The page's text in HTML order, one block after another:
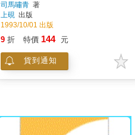
司馬嘯青 著
上硯 出版
1993/10/01 出版
9 折 特價 144 元
貨到通知